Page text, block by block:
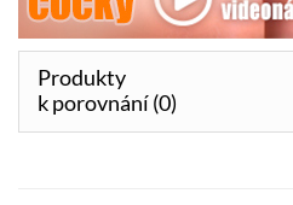
Produkty
k porovnání (0)